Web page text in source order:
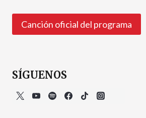
Canción oficial del programa
SÍGUENOS